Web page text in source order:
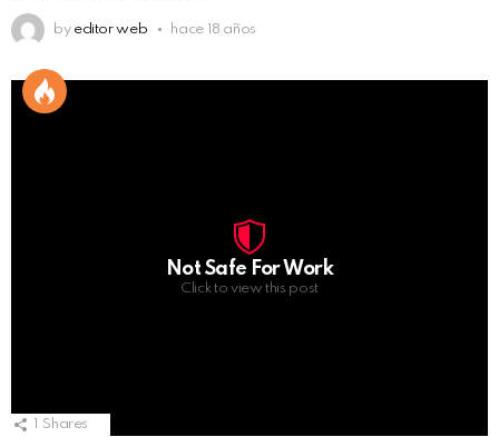
by editor web hace 18 años
Not Safe For Work
Click to view this post
Shares